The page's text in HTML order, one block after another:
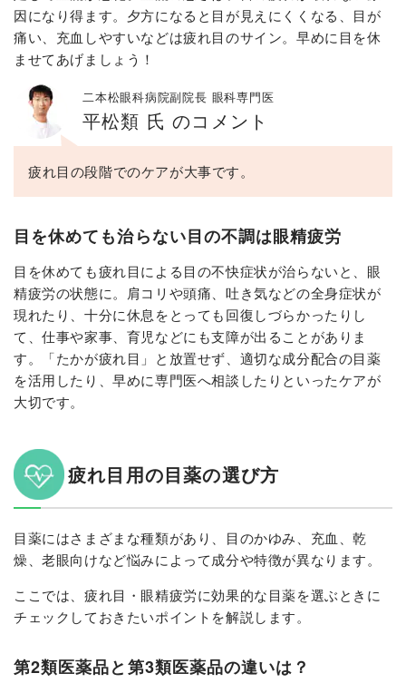
因になり得ます。夕方になると目が見えにくくなる、目が
痛い、充血しやすいなどは疲れ目のサイン。早めに目を休
ませてあげましょう！
二本松眼科病院副院長 眼科専門医
平松類 氏 のコメント
疲れ目の段階でのケアが大事です。
目を休めても治らない目の不調は眼精疲労
目を休めても疲れ目による目の不快症状が治らないと、眼
精疲労の状態に。肩コリや頭痛、吐き気などの全身症状が
現れたり、十分に休息をとっても回復しづらかったりし
て、仕事や家事、育児などにも支障が出ることがありま
す。「たかが疲れ目」と放置せず、適切な成分配合の目薬
を活用したり、早めに専門医へ相談したりといったケアが
大切です。
疲れ目用の目薬の選び方
目薬にはさまざまな種類があり、目のかゆみ、充血、乾
燥、老眼向けなど悩みによって成分や特徴が異なります。
ここでは、疲れ目・眼精疲労に効果的な目薬を選ぶときに
チェックしておきたいポイントを解説します。
第2類医薬品と第3類医薬品の違いは？